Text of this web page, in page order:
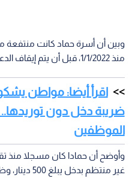
وبين أن أسرة حماد كانت منتفعة
منذ 1/1/2022، قبل أن يتم إيقاف الدعم بتاريخ 23/7/2026.
اقرأ أيضا: مواطن
ضريبة دخل دون
الموظفين
وأوضح أن حمادا كان مسجلا منذ
غير منتظم